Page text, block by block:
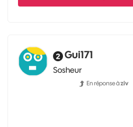
Gui171
Sosheur
En réponse àziv